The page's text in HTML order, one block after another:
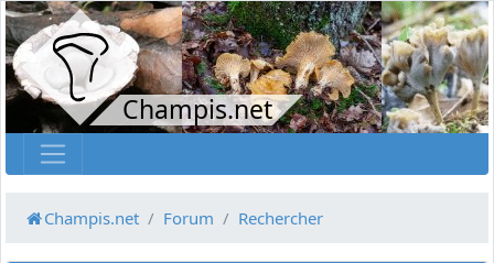
Champis.net
Champis.net Forum Rechercher